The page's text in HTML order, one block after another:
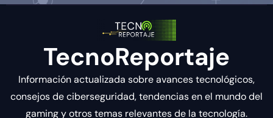
TecnoReportaje
Información actualizada sobre avances tecnológicos,
consejos de ciberseguridad, tendencias en el mundo del
gaming y otros temas relevantes de la tecnología.